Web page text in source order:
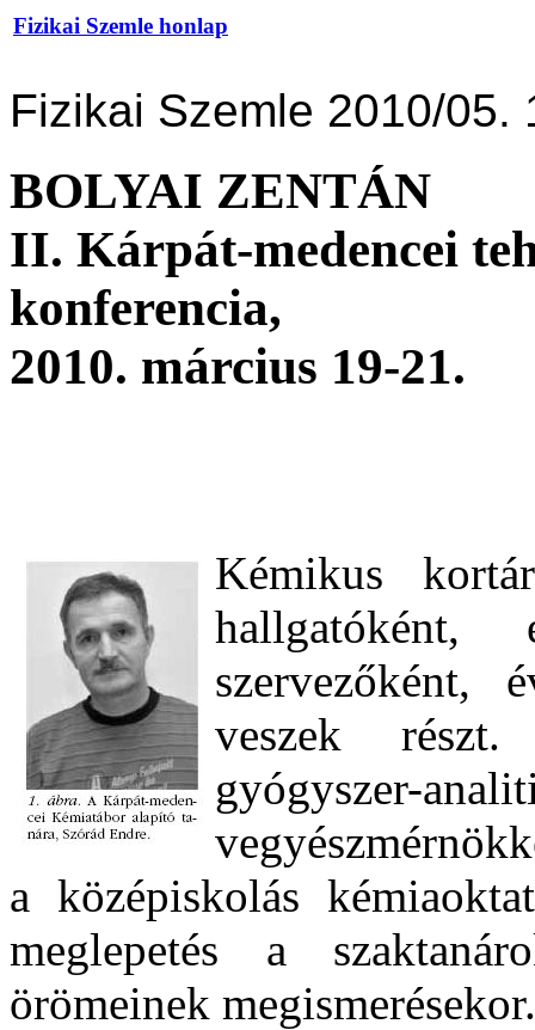
Fizikai Szemle honlap
Fizikai Szemle 2010/05.
BOLYAI ZENTÁN
II. Kárpát-medencei
konferencia,
2010. március 19-21.
Kémikus
hallgatóként,
szervezőként,
veszek részt.
a középiskolás
meglepetés a
örömeinek megismerésekor.